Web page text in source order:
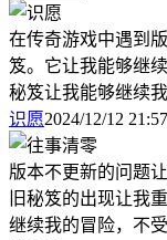
在传奇游戏中遇到
笈。它让我能够继
秘笈让我能够继续
识愿2024/12/12
版本不更新的问题
旧秘笈的出现让我
继续我的冒险，不